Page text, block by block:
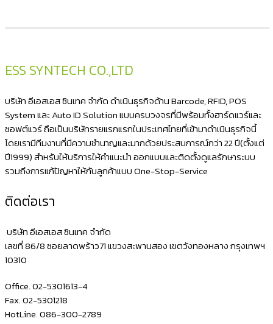
ESS SYNTECH CO.,LTD
บริษัท อีเอสเอส ซินเทค จำกัด ดำเนินธุรกิจด้าน Barcode, RFID, POS
System และ Auto ID Solution แบบครบวงจรที่มีพร้อมทั้งฮาร์ดแวร์และ
ซอฟต์แวร์ ถือเป็นบริษัทรายแรกแรกในประเทศไทยที่เข้ามาดำเนินธุรกิจนี้
โดยเรามีทีมงานที่มีความชำนาญและมากด้วยประสบการณ์กว่า 22 ปี(ตั้งแต่
ปี1999) สำหรับให้บริการให้คำแนะนำ ออกแบบและติดตั้งดูแลรักษาระบบ
รวมถึงการแก้ปัญหาให้กับลูกค้าแบบ One-Stop-Service
ติดต่อเรา
บริษัท อีเอสเอส ซินเทค จำกัด
เลขที่ 86/8 ซอยลาดพร้าว71 แขวงสะพานสอง เขตวังทองหลาง กรุงเทพฯ
10310
Office. 02-5301613-4
Fax. 02-5301218
HotLine. 086-300-2789